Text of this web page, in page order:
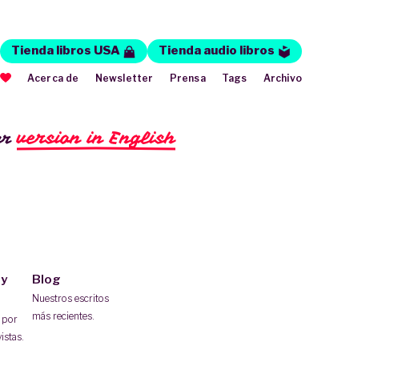
version in English
por
Blog
Nuestros escritos
más recientes.
Tienda libros USA
Tienda audio libros
Acerca de Newsletter Prensa Tags Archivo